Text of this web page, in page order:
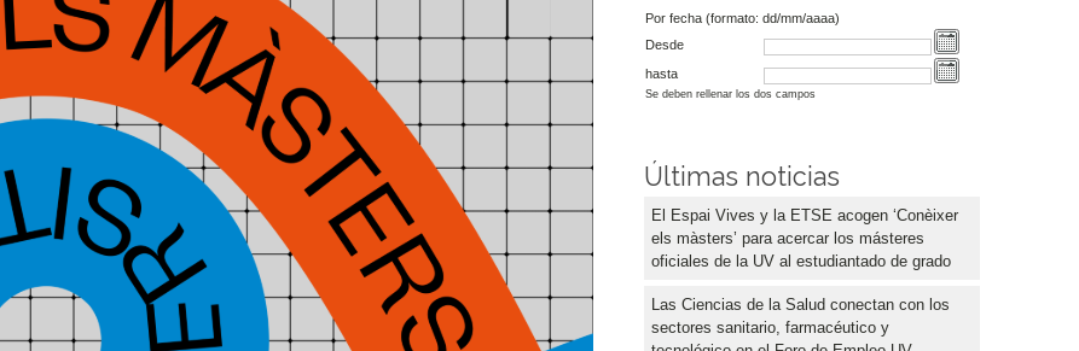
Por fecha (formato: dd/mm/aaaa)
Desde
hasta
Se deben rellenar los dos campos
Últimas noticias
El Espai Vives y la ETSE acogen ‘Conèixer
els màsters’ para acercar los másteres
oficiales de la UV al estudiantado de grado
Las Ciencias de la Salud conectan con los
sectores sanitario, farmacéutico y